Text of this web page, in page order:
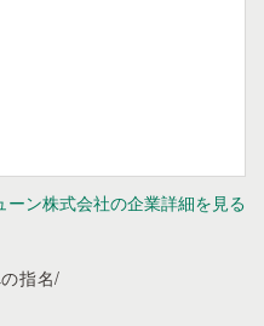
ーン株式会社の企業詳細を見る
指名/